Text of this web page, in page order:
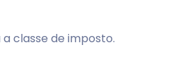
classe de imposto.